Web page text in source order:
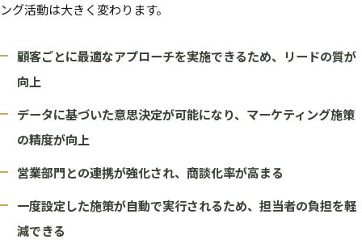
ング活動は大きく変わります。
顧客ごとに最適なアプローチを実施できるため、リードの質が
向上
データに基づいた意思決定が可能になり、マーケティング施策
の精度が向上
営業部門との連携が強化され、商談化率が高まる
一度設定した施策が自動で実行されるため、担当者の負担を軽
減できる